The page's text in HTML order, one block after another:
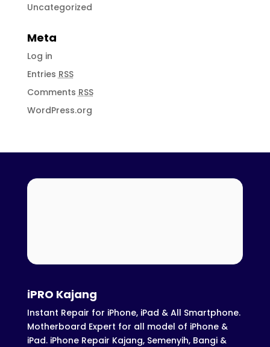
Uncategorized
Meta
Log in
Entries RSS
Comments RSS
WordPress.org
iPRO Kajang
Instant Repair for iPhone, iPad & All Smartphone.
Motherboard Expert for all model of iPhone &
iPad. iPhone Repair Kajang, Semenyih, Bangi &